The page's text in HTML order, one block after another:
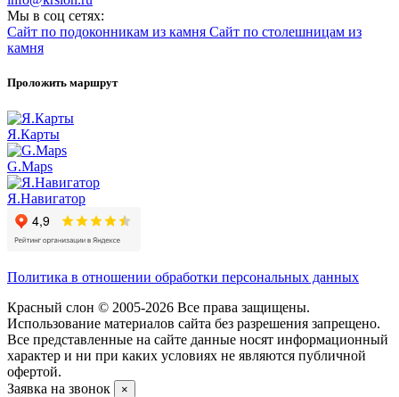
Мы в соц сетях:
Сайт по подоконникам из камня Сайт по столешницам из
камня
Проложить маршрут
Я.Карты
G.Maps
Я.Навигатор
Политика в отношении обработки персональных данных
Красный слон © 2005-2026 Все права защищены.
Использование материалов сайта без разрешения запрещено.
Все представленные на сайте данные носят информационный
характер и ни при каких условиях не являются публичной
офертой.
Заявка на звонок
×